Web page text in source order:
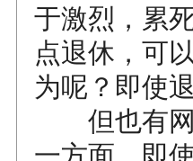
于激烈，累
点退休，可
为呢？即使
但也有网